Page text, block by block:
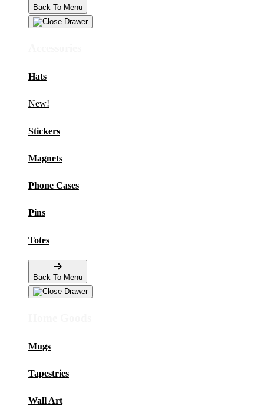
Back To Menu
Hats
New!
Stickers
Magnets
Phone Cases
Pins
Totes
Back To Menu
Mugs
Tapestries
Wall Art